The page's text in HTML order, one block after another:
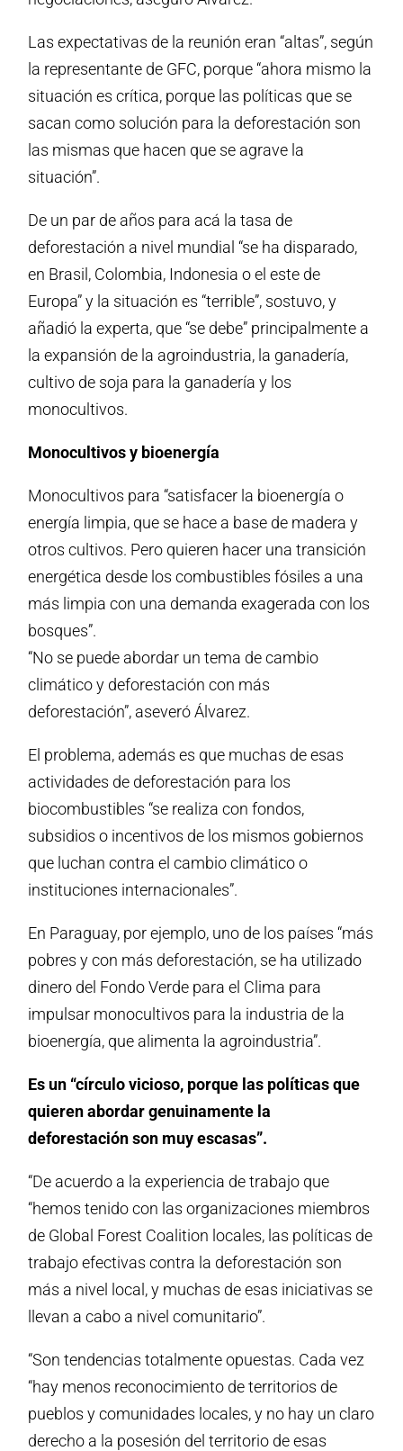
Las expectativas de la reunión eran “altas”, según
la representante de GFC, porque “ahora mismo la
situación es crítica, porque las políticas que se
sacan como solución para la deforestación son
las mismas que hacen que se agrave la
situación”.
De un par de años para acá la tasa de
deforestación a nivel mundial “se ha disparado,
en Brasil, Colombia, Indonesia o el este de
Europa” y la situación es “terrible”, sostuvo, y
añadió la experta, que “se debe” principalmente a
la expansión de la agroindustria, la ganadería,
cultivo de soja para la ganadería y los
monocultivos.
Monocultivos y bioenergía
Monocultivos para “satisfacer la bioenergía o
energía limpia, que se hace a base de madera y
otros cultivos. Pero quieren hacer una transición
energética desde los combustibles fósiles a una
más limpia con una demanda exagerada con los
bosques”.
“No se puede abordar un tema de cambio
climático y deforestación con más
deforestación”, aseveró Álvarez.
El problema, además es que muchas de esas
actividades de deforestación para los
biocombustibles “se realiza con fondos,
subsidios o incentivos de los mismos gobiernos
que luchan contra el cambio climático o
instituciones internacionales”.
En Paraguay, por ejemplo, uno de los países “más
pobres y con más deforestación, se ha utilizado
dinero del Fondo Verde para el Clima para
impulsar monocultivos para la industria de la
bioenergía, que alimenta la agroindustria”.
Es un “círculo vicioso, porque las políticas que
quieren abordar genuinamente la
deforestación son muy escasas”.
“De acuerdo a la experiencia de trabajo que
“hemos tenido con las organizaciones miembros
de Global Forest Coalition locales, las políticas de
trabajo efectivas contra la deforestación son
más a nivel local, y muchas de esas iniciativas se
llevan a cabo a nivel comunitario”.
“Son tendencias totalmente opuestas. Cada vez
“hay menos reconocimiento de territorios de
pueblos y comunidades locales, y no hay un claro
derecho a la posesión del territorio de esas